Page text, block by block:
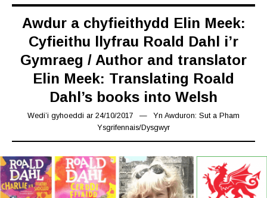
Awdur a chyfieithydd Elin Meek:
Cyfieithu llyfrau Roald Dahl i’r
Gymraeg / Author and translator
Elin Meek: Translating Roald
Dahl’s books into Welsh
Wedi’i gyhoeddi ar 24/10/2017 07/02/2019
Yn Awduron: Sut a Pham
Ysgrifennais/Dysgwyr